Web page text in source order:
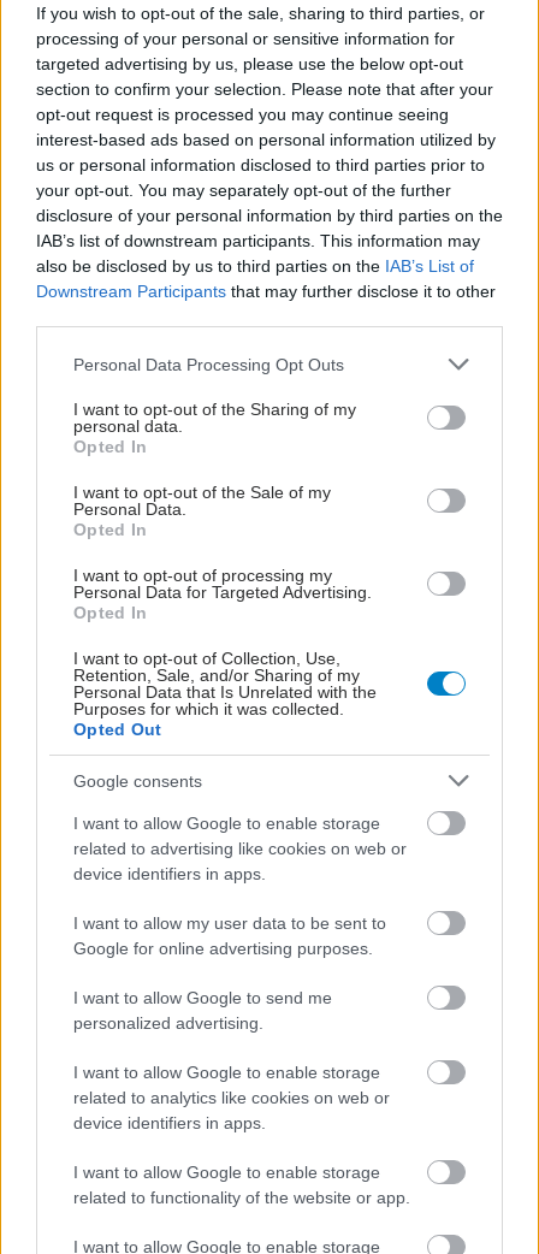
If you wish to opt-out of the sale, sharing to third parties, or
processing of your personal or sensitive information for
targeted advertising by us, please use the below opt-out
section to confirm your selection. Please note that after your
opt-out request is processed you may continue seeing
interest-based ads based on personal information utilized by
us or personal information disclosed to third parties prior to
your opt-out. You may separately opt-out of the further
disclosure of your personal information by third parties on the
IAB’s list of downstream participants. This information may
also be disclosed by us to third parties on the IAB’s List of
Downstream Participants that may further disclose it to other
Please note that this website/app uses one or more Google
not limited to your visit or usage behaviour. You may click to
grant or deny consent to Google and its third-party tags to
use your data for below specified purposes in below Google
consent section.
Personal Data Processing Opt Outs
I want to opt-out of the Sharing of my
personal data.
Opted In
I want to opt-out of the Sale of my
Personal Data.
Opted In
I want to opt-out of processing my
Personal Data for Targeted Advertising.
Opted In
I want to opt-out of Collection, Use,
Retention, Sale, and/or Sharing of my
Personal Data that Is Unrelated with the
Purposes for which it was collected.
Opted Out
Google consents
I want to allow Google to enable storage
related to advertising like cookies on web or
device identifiers in apps.
I want to allow my user data to be sent to
Google for online advertising purposes.
I want to allow Google to send me
personalized advertising.
I want to allow Google to enable storage
related to analytics like cookies on web or
device identifiers in apps.
I want to allow Google to enable storage
related to functionality of the website or app.
I want to allow Google to enable storage
Επιτέλους έφτασε η καλύτερη περίοδος της εγκυμοσύνης
σας και αυτό γιατί πολλά από τα συμπτώματα του πρώτου
τριμήνου σιγά- σιγά μειώνονται και κάποια πιθανώς
εξαφανίζονται. Και από περιποίηση;
Πέμπτη, 02 Αυγούστου 2007
Συμβουλές περιποίησης για μέλλουσες μητέρες:
Πρώτο τρίμηνο
Η εγκυμοσύνη αναμφίβολα είναι η πιο σημαντική και
τρίμηνο επιφέρει διαφορετικές αλλαγές στο σώμα, στο δέρμα
και στην ψυχολογία μας οπότε ας πάρουμε τα πράγματα από
την αρχή και να δούμε πώς μπορούμε να περιποιηθούμε τον